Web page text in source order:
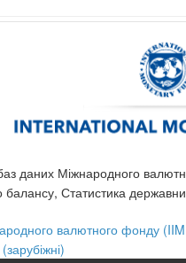
даних Міжнародного
Статистика
валютного фонду